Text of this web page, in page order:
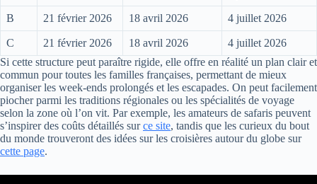
B 21 février 2026 18 avril 2026 4 juillet 2026
C 21 février 2026 18 avril 2026
4 juillet 2026
Si cette structure peut paraître rigide, elle offre en réalité un plan clair et
commun pour toutes les familles françaises, permettant de mieux
organiser les week-ends prolongés et les escapades. On peut facilement
piocher parmi les traditions régionales ou les spécialités de voyage
selon la zone où l’on vit. Par exemple, les amateurs de safaris peuvent
s’inspirer des coûts détaillés surce site, tandis que les curieux du bout
du monde trouveront des idées sur les croisières autour du globe sur
cette page.